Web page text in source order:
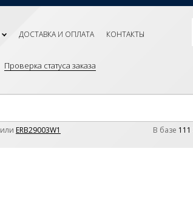
ДОСТАВКА И ОПЛАТА КОНТАКТЫ
Проверка статуса заказа
или ERB29003W1 В базе